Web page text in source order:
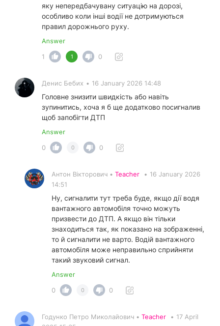
яку непередбачувану ситуацію на дорозі,
особливо коли інші водії не дотримуються
правил дорожнього руху.
Answer
1
1 0
Денис Бебих • 16 January 2026 14:48
Головне знизити швидкість або навіть
зупинитись, хоча я б ще додатково посигналив
щоб запобігти ДТП
Answer
0
0 0
Антон Вікторович • Teacher • 16 January 2026
14:51
Ну, сигналити тут треба буде, якщо дії водя
вантажного автомобіля точно можуть
призвести до ДТП. А якщо він тільки
знаходиться так, як показано на зображенні,
то й сигналити не варто. Водій вантажного
автомобіля може неправильно сприйняти
такий звуковий сигнал.
Answer
0
0 0
Годунко Петро Миколайович • Teacher • 17 April